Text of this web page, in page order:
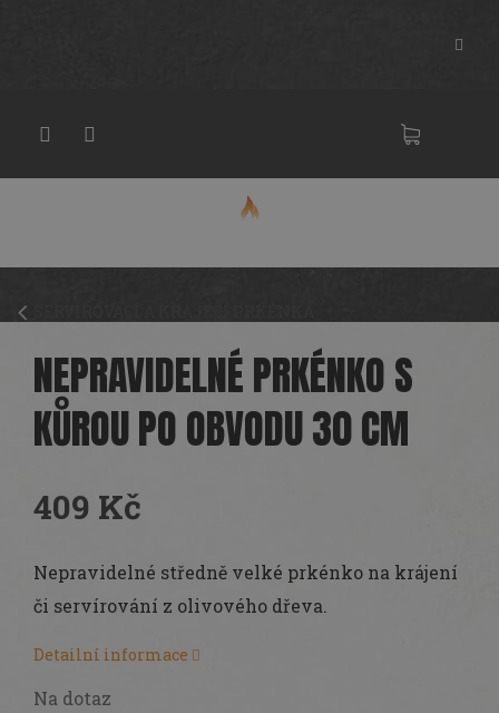
NEPRAVIDELNÉ PRKÉNKO S
KŮROU PO OBVODU 30 CM
409 Kč
cena:
Na dotaz
Nepravidelné středně velké prkénko na krájení
či servírování z olivového dřeva.
Detailní informace